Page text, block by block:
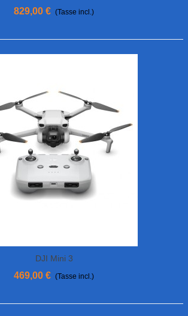
829,00 € (Tasse incl.)
DJI Mini 3
469,00 € (Tasse incl.)